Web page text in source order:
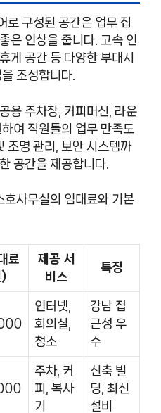
로 구성된 공간은 업무 집
은 인상을 줍니다. 고속 인
게 공간 등 다양한 부대시
조성합니다.
용 주차장, 커피머신, 라운
여 직원들의 업무 만족도
조명 관리, 보안 시스템까
공간을 제공합니다.
호사무실의 임대료와 기본
료
)
제공 서
비스
특징
인터넷,
회의실,
청소
강남 접
근성 우
수
주차, 커
피, 복사
기
신축 빌
딩, 최신
설비